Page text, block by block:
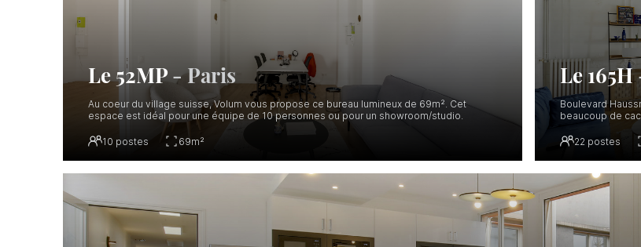
Le 52MP-Paris
Au coeur du village suisse, Volum vous propose ce bureau lumineux de 69m². Cet
espace est idéal pour une équipe de 10 personnes ou pour un showroom/studio.
10 postes 69m²
Le 165H
Boulevard
beaucoup de
22 postes